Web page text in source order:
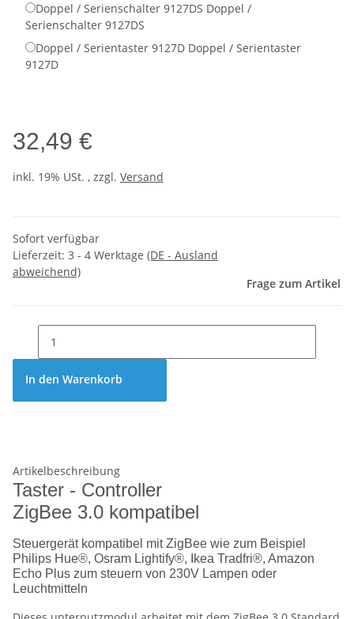
Doppel / Serienschalter 9127DS Doppel /
Serienschalter 9127DS
Doppel / Serientaster 9127D Doppel / Serientaster
9127D
32,49 €
inkl. 19% USt. , zzgl. Versand
Sofort verfügbar
Lieferzeit: 3 - 4 Werktage (DE - Ausland
abweichend)
Frage zum Artikel
In den Warenkorb
Artikelbeschreibung
Taster - Controller
ZigBee 3.0 kompatibel
Steuergerät kompatibel mit ZigBee wie zum Beispiel
Philips Hue®, Osram Lightify®, Ikea Tradfri®, Amazon
Echo Plus zum steuern von 230V Lampen oder
Leuchtmitteln